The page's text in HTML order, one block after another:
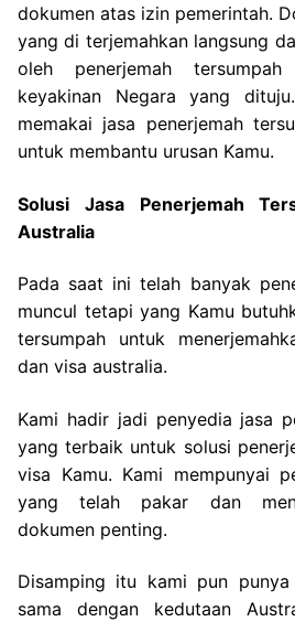
dokumen atas izin pemerintah.
yang di terjemahkan langsung
oleh penerjemah
keyakinan Negara yang
memakai jasa penerjemah
untuk membantu urusan Kamu.
Solusi Jasa Penerjemah
Australia
Pada saat ini telah banyak
muncul tetapi yang Kamu
tersumpah untuk
dan visa australia.
Kami hadir jadi penyedia jasa
yang terbaik untuk solusi
visa Kamu. Kami mempunyai
yang telah pakar dan
dokumen penting.
Disamping itu kami pun
sama dengan kedutaan